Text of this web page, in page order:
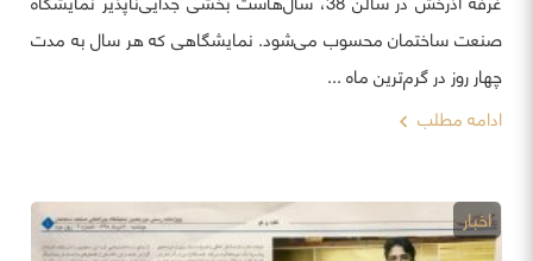
صنعت ساختمان محسوب می‌شود. نمایشگاهی که هر سال به مدت
چهار روز در گرم‌ترین ماه ...
ادامه مطلب
اخبار